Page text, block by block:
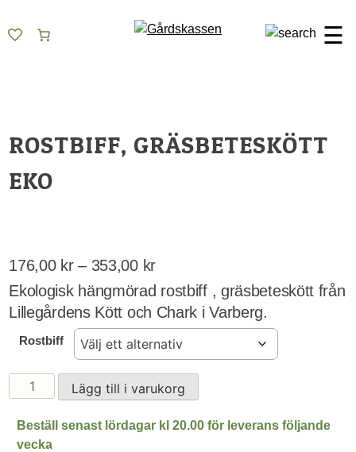
to
☰
ROSTBIFF, GRÄSBETESKÖTT
EKO
176,00 kr – 353,00 krPrisintervall:
176,00 kr
till
353,00 kr
Ekologisk hängmörad rostbiff , gräsbeteskött från
Lillegårdens Kött och Chark i Varberg.
Rostbiff
Rostbiff,
gräsbeteskött
mängd
Lägg till i varukorg
Beställ senast lördagar kl 20.00 för leverans följande
vecka